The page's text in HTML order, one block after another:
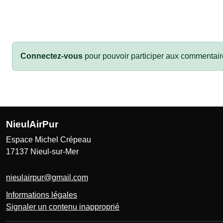
Connectez-vous pour pouvoir participer aux
NieulAirPur
Espace Michel Crépeau
17137 Nieul-sur-Mer
nieulairpur@gmail.com
Informations légales
Signaler un contenu inapproprié